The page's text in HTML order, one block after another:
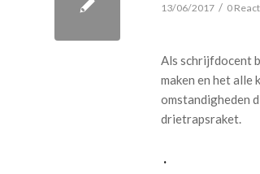
13/06/2017 / 0
Als schrijfdocent
maken en het alle
omstandigheden
drietrapsraket.
.